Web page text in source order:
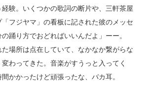
験。いくつかの歌詞の断片や、三軒茶屋
フジヤマ」の看板に記された彼のメッセ
踊り方でおどればいいんだよ」ーー。
場所は点在していて、なかなか繋がらな
わってきた。音楽がすうっと入ってく
かかったけど頑張ったな、バカ耳。